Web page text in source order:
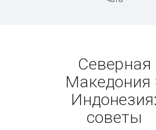
Северная
Македония
Индонезия:
советы